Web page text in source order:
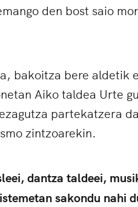
den bost saio
bakoitza bere aldetik
Aiko taldea Urte
partekatzera
zintzoarekin.
dantza taldeei,
sakondu nahi